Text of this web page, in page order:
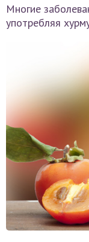
Многие
употребляя